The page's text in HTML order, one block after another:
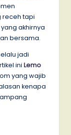
receh tapi
akhirnya
bersama.
jadi
ini Lemo
yang wajib
kenapa